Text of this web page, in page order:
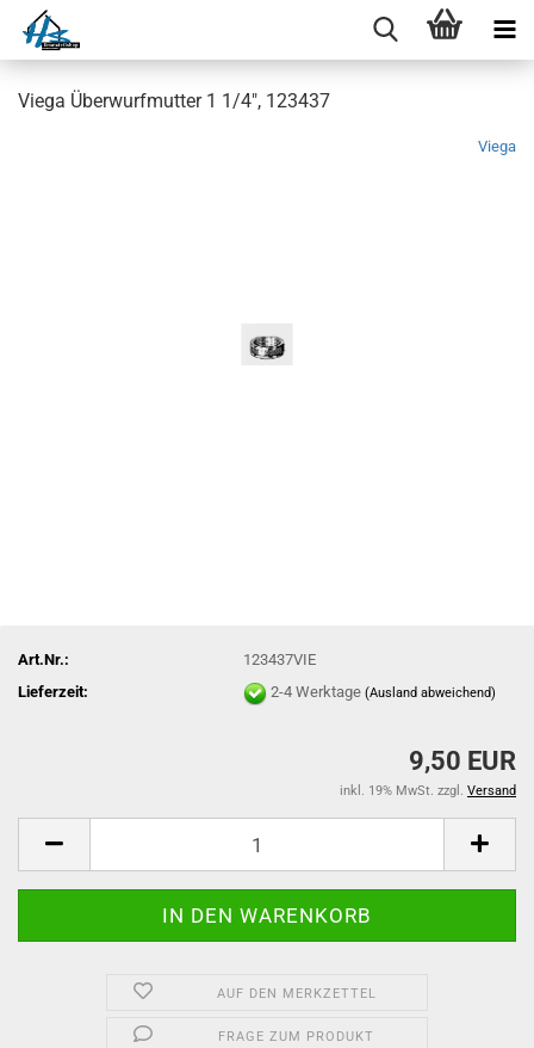
Viega Überwurfmutter 1 1/4", 123437
Viega
Art.Nr.:
123437VIE
Lieferzeit:
2-4 Werktage(Ausland abweichend)
9,50 EUR
inkl. 19% MwSt. zzgl. Versand
AUF DEN MERKZETTEL
FRAGE ZUM PRODUKT